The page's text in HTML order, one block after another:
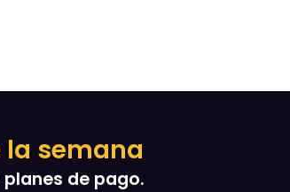
la semana
de pago.